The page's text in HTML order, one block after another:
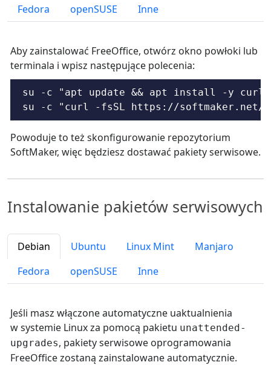
Fedora
openSUSE Inne
Aby zainstalować FreeOffice, otwórz okno powłoki lub
terminala i wpisz następujące polecenia:
su -c "apt update && apt install -y curl"
su -c "curl -fsSL https://softmaker.net/
Powoduje to też skonfigurowanie repozytorium
SoftMaker, więc będziesz dostawać pakiety serwisowe.
Instalowanie pakietów serwisowych
Debian Ubuntu Linux Mint
Manjaro
Fedora
openSUSE Inne
Jeśli masz włączone automatyczne uaktualnienia
w systemie Linux za pomocą pakietu unattended-
upgrades, pakiety serwisowe oprogramowania
FreeOffice zostaną zainstalowane automatycznie.